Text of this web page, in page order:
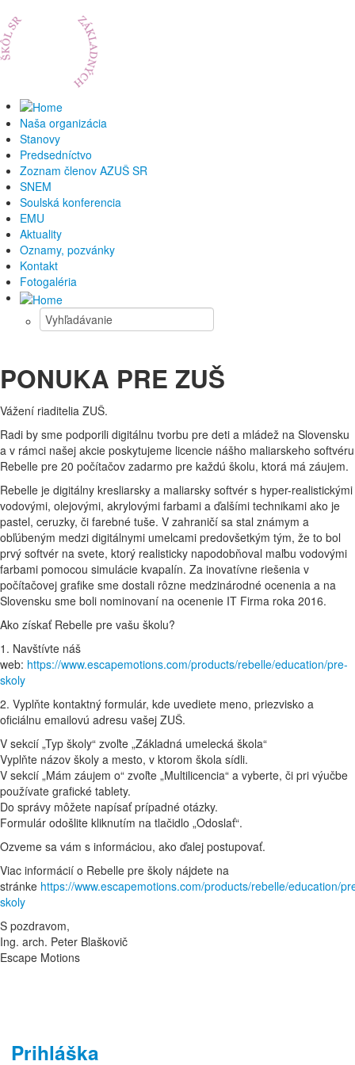
Naša organizácia
Stanovy
Predsedníctvo
Zoznam členov AZUŠ SR
SNEM
Soulská konferencia
EMU
Aktuality
Oznamy, pozvánky
Kontakt
Fotogaléria
PONUKA PRE ZUŠ
Vážení riaditelia ZUŠ.
Radi by sme podporili digitálnu tvorbu pre deti a mládež na Slovensku
a v rámci našej akcie poskytujeme licencie nášho maliarskeho softvéru
Rebelle pre 20 počítačov zadarmo pre každú školu, ktorá má záujem.
Rebelle je digitálny kresliarsky a maliarsky softvér s hyper-realistickými
vodovými, olejovými, akrylovými farbami a ďalšími technikami ako je
pastel, ceruzky, či farebné tuše. V zahraničí sa stal známym a
obľúbeným medzi digitálnymi umelcami predovšetkým tým, že to bol
prvý softvér na svete, ktorý realisticky napodobňoval maľbu vodovými
farbami pomocou simulácie kvapalín. Za inovatívne riešenia v
počítačovej grafike sme dostali rôzne medzinárodné ocenenia a na
Slovensku sme boli nominovaní na ocenenie IT Firma roka 2016.
Ako získať Rebelle pre vašu školu?
1. Navštívte náš
web: https://www.escapemotions.com/products/rebelle/education/pre-
skoly
2. Vyplňte kontaktný formulár, kde uvediete meno, priezvisko a
oficiálnu emailovú adresu vašej ZUŠ.
V sekcií „Typ školy“ zvoľte „Základná umelecká škola“
Vyplňte názov školy a mesto, v ktorom škola sídli.
V sekcií „Mám záujem o“ zvoľte „Multilicencia“ a vyberte, či pri výučbe
používate grafické tablety.
Do správy môžete napísať prípadné otázky.
Formulár odošlite kliknutím na tlačidlo „Odoslať“.
Ozveme sa vám s informáciou, ako ďalej postupovať.
Viac informácií o Rebelle pre školy nájdete na
stránke https://www.escapemotions.com/products/rebelle/education/
skoly
S pozdravom,
Ing. arch. Peter Blaškovič
Escape Motions
Prihláška